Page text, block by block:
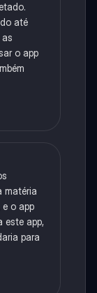
até
o app
matéria
o app
este app,
para